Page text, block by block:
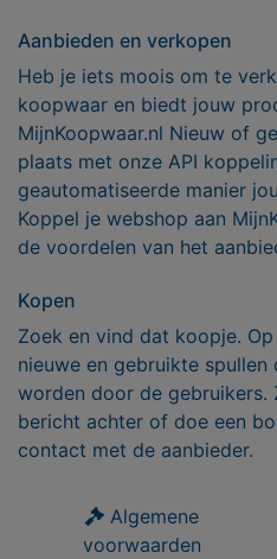
Aanbieden en verkopen
Heb je iets moois om te
koopwaar en biedt jouw
MijnKoopwaar.nl Nieuw of
plaats met onze API
geautomatiseerde manier
Koppel je webshop aan
de voordelen van het
Kopen
Zoek en vind dat koopje.
nieuwe en gebruikte spullen
worden door de gebruikers.
bericht achter of doe een
contact met de aanbieder.
Algemene
voorwaarden